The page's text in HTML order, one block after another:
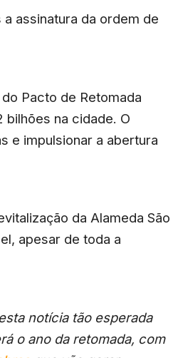
assinatura da ordem de
Pacto de Retomada
bilhões na cidade. O
e impulsionar a abertura
da Alameda São
apesar de toda a
notícia tão esperada
o ano da retomada, com